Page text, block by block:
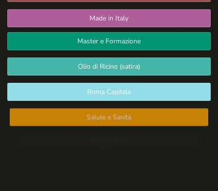
Made in Italy
Master e Formazione
Olio di Ricino (satira)
Roma Capitale
Salute e Sanità